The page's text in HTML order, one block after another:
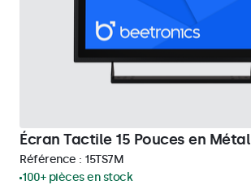
Écran Tactile 15 Pouces en Métal
Référence : 15TS7M
100+ pièces en stock